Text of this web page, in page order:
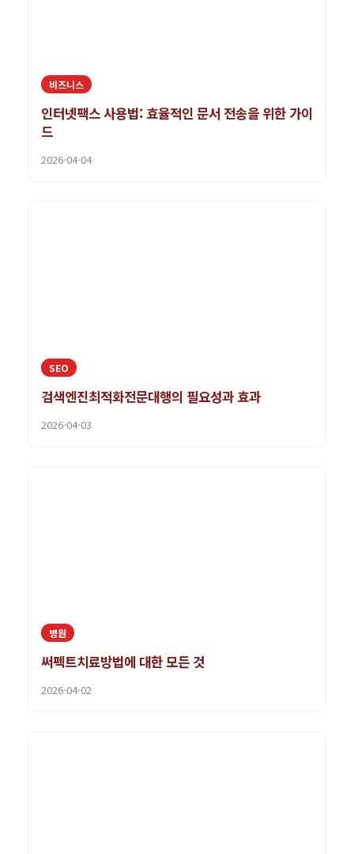
비즈니스
인터넷팩스 사용법: 효율적인 문서 전송을 위한 가이
드
2026-04-04
SEO
검색엔진최적화전문대행의 필요성과 효과
2026-04-03
병원
써펙트치료방법에 대한 모든 것
2026-04-02